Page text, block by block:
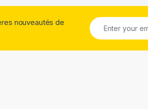
nouveautés de